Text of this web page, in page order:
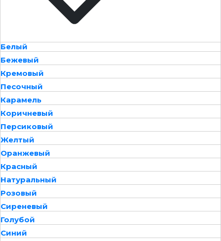
Белый
Бежевый
Кремовый
Песочный
Карамель
Коричневый
Персиковый
Желтый
Оранжевый
Красный
Натуральный
Розовый
Сиреневый
Голубой
Синий